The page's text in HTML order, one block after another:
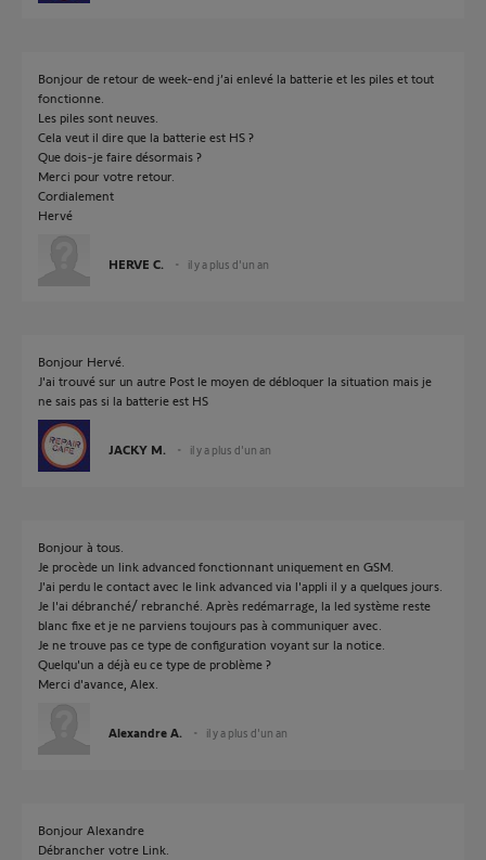
Bonjour de retour de week-end j’ai enlevé la batterie et les piles et tout
fonctionne.
Les piles sont neuves.
Cela veut il dire que la batterie est HS ?
Que dois-je faire désormais ?
Merci pour votre retour.
Cordialement
Hervé
HERVE C. il y a plus d'un an
Bonjour Hervé.
J'ai trouvé sur un autre Post le moyen de débloquer la situation mais je
ne sais pas si la batterie est HS
JACKY M. il y a plus d'un an
Bonjour à tous.
Je procède un link advanced fonctionnant uniquement en GSM.
J'ai perdu le contact avec le link advanced via l'appli il y a quelques jours.
Je l'ai débranché/ rebranché. Après redémarrage, la led système reste
blanc fixe et je ne parviens toujours pas à communiquer avec.
Je ne trouve pas ce type de configuration voyant sur la notice.
Quelqu'un a déjà eu ce type de problème ?
Merci d'avance, Alex.
Alexandre A. il y a plus d'un an
Bonjour Alexandre
Débrancher votre Link.